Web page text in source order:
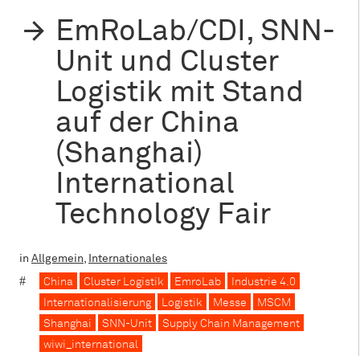
EmRoLab/CDI, SNN-
Unit und Cluster
Logistik mit Stand
auf der China
(Shanghai)
International
Technology Fair
in Allgemein Internationales
China Cluster Logistik EmroLab
Industrie 4.0
Internationalisierung
Logistik Messe
MSCM
Shanghai
SNN-Unit
Supply Chain Management
wiwi_international